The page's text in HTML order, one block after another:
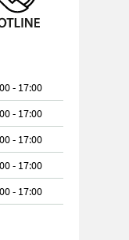
- 17:00
- 17:00
- 17:00
- 17:00
- 17:00